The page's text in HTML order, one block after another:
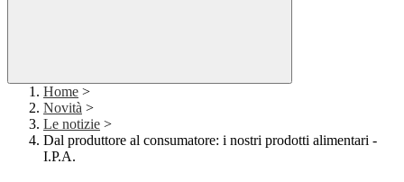
Home >
Novità >
Le notizie >
Dal produttore al consumatore: i nostri prodotti alimentari -
I.P.A.